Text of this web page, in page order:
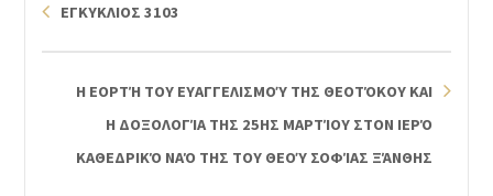
ΕΓΚΥΚΛΙΟΣ 3103
Η ΕΟΡΤΉ ΤΟΥ ΕΥΑΓΓΕΛΙΣΜΟΎ ΤΗΣ ΘΕΟΤΌΚΟΥ ΚΑΙ
Η ΔΟΞΟΛΟΓΊΑ ΤΗΣ 25ΗΣ ΜΑΡΤΊΟΥ ΣΤΟΝ ΙΕΡΌ
ΚΑΘΕΔΡΙΚΌ ΝΑΌ ΤΗΣ ΤΟΥ ΘΕΟΎ ΣΟΦΊΑΣ ΞΆΝΘΗΣ